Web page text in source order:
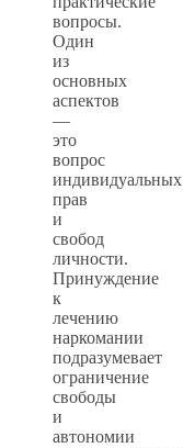
вопросы.
Один
из
основных
аспектов
—
это
вопрос
индивидуальных
прав
и
свобод
личности.
Принуждение
к
лечению
наркомании
подразумевает
ограничение
свободы
и
автономии